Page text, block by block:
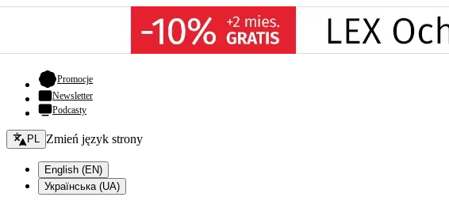
Promocje- otwiera się w nowej karcie
Newsletter
Podcasty
Zmień język - bieżący:
PL Zmień język strony
English (EN)
Українська (UA)